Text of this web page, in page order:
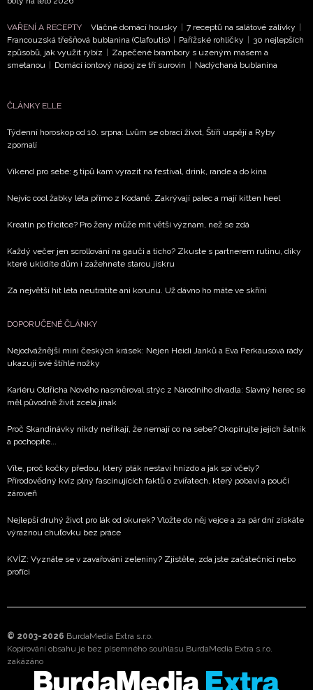
VAŘENÍ A RECEPTY Vláčné domácí housky 7 receptů na salátové zálivky
Francouzská třešňová bublanina (Clafoutis)
Pařížské rohlíčky
30 nejlepších
způsobů, jak využít rybíz
Zapečené brambory s uzeným masem a
smetanou
Domácí iontový nápoj ze tří surovin Nadýchaná bublanina
ČLÁNKY ELLE
Týdenní horoskop od 10. srpna: Lvům se obrací život, Štíři uspějí a Ryby
zpomalí
Víkend pro sebe: 5 tipů kam vyrazit na festival, drink, rande a do kina
Nejvíc cool žabky léta přímo z Kodaně. Zakrývají palec a mají kitten heel
Kreatin po třicítce? Pro ženy může mít větší význam, než se zdá
Každý večer jen scrollování na gauči a ticho? Zkuste s partnerem rutinu, díky
které uklidíte dům i zažehnete starou jiskru
Za největší hit léta neutratíte ani korunu. Už dávno ho máte ve skříni
DOPORUČENÉ ČLÁNKY
Nejodvážnější mini českých krásek: Nejen Heidi Janků a Eva Perkausová rády
ukazují své štíhlé nožky
Kariéru Oldřicha Nového nasměroval strýc z Národního divadla: Slavný herec se
měl původně živit zcela jinak
Proč Skandinávky nikdy neříkají, že nemají co na sebe? Okopírujte jejich šatník
a pochopíte...
Víte, proč kočky předou, který pták nestaví hnízdo a jak spí včely?
Přírodovědný kvíz plný fascinujících faktů o zvířatech, který pobaví a poučí
zároveň
Nejlepší druhý život pro lák od okurek? Vložte do něj vejce a za pár dní získáte
výraznou chuťovku bez práce
KVÍZ: Vyznáte se v zavařování zeleniny? Zjistěte, zda jste začátečníci nebo
profíci
© 2003-2026 BurdaMedia Extra s.r.o.
Kopírování obsahu je bez písemného souhlasu BurdaMedia Extra s.r.o.
zakázáno